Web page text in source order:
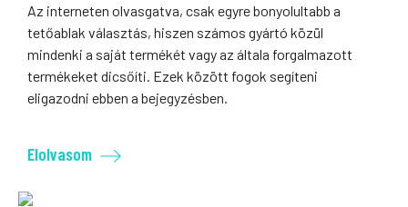
Az interneten olvasgatva, csak egyre bonyolultabb a
tetőablak választás, hiszen számos gyártó közül
mindenki a saját termékét vagy az általa forgalmazott
termékeket dicsőíti. Ezek között fogok segíteni
eligazodni ebben a bejegyzésben.
Elolvasom